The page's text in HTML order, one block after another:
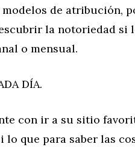
de atribución,
la notoriedad si
o mensual.
DÍA.
con ir a su sitio
lo que para saber las